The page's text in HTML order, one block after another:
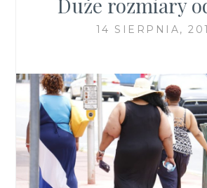
Duże rozmiary
14 SIERPNIA,